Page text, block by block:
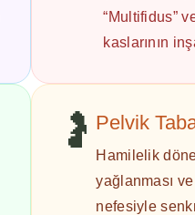
“Multifidus”
kaslarının
🤰 Pelvik
Hamilelik
yağlanması
nefesiyle